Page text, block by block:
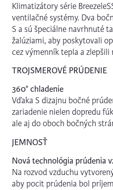
Klimatizátory série
ventilačné systémy. Dva
S a sú špeciálne navrhnuté
žalúziami, aby poskytovali
cez výmenník tepla a zlepšili
TROJSMEROVÉ PRÚDENIE
360° chladenie
Vďaka S dizajnu bočné
zariadenie nielen dopredu
ale aj do oboch bočných
JEMNOSŤ
Nová technológia prúdenia
Na rozvod vzduchu
aby pocit prúdenia bol